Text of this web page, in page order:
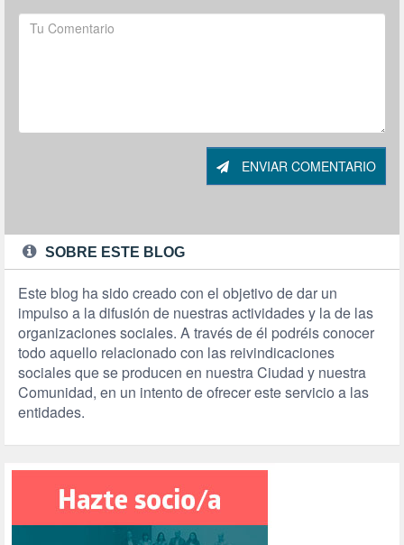
ENVIAR COMENTARIO
SOBRE ESTE BLOG
Este blog ha sido creado con el objetivo de dar un
impulso a la difusión de nuestras actividades y la de las
organizaciones sociales. A través de él podréis conocer
todo aquello relacionado con las reivindicaciones
sociales que se producen en nuestra Ciudad y nuestra
Comunidad, en un intento de ofrecer este servicio a las
entidades.